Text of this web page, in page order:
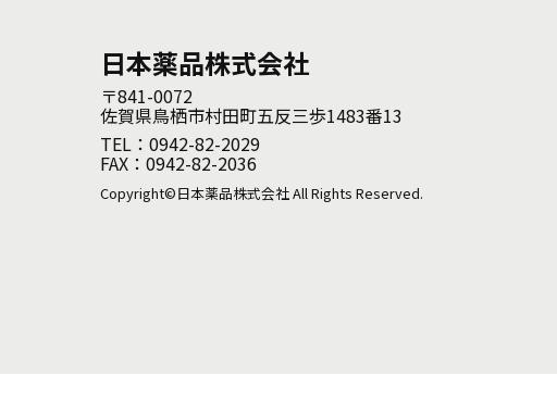
日本薬品株式会社
〒841-0072
佐賀県鳥栖市村田町五反三歩1483番13
TEL：0942-82-2029
FAX：0942-82-2036
Copyright©日本薬品株式会社 All Rights Reserved.